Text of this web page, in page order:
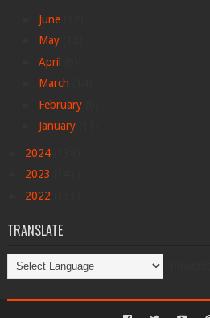
June
May
April
March
February
January
2024
2023
2022
TRANSLATE